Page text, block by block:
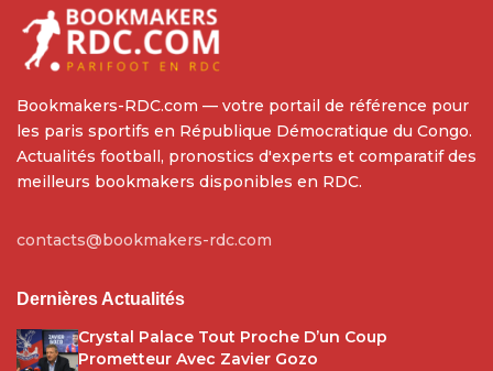
Bookmakers-RDC.com — votre portail de référence pour
les paris sportifs en République Démocratique du Congo.
Actualités football, pronostics d'experts et comparatif des
meilleurs bookmakers disponibles en RDC.
contacts@bookmakers-rdc.com
Dernières Actualités
Crystal Palace Tout Proche D’un Coup
Prometteur Avec Zavier Gozo